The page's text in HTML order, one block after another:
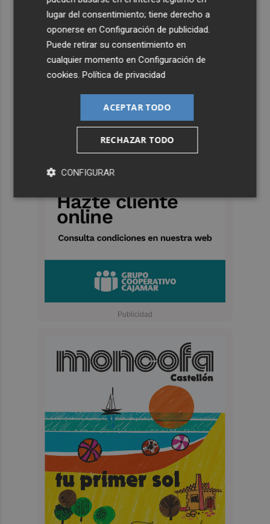
lugar del consentimiento; tiene derecho a
oponerse enConfiguración de publicidad.
Puede retirar su consentimiento en
cualquier momento enConfiguración de
cookies.Política de privacidad
ACEPTAR TODO
RECHAZAR TODO
CONFIGURAR